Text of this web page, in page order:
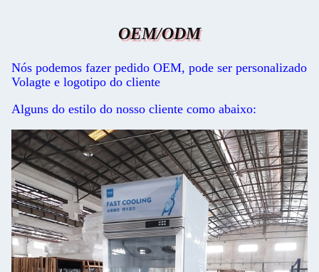
Submeter
OEM/ODM
Nós podemos fazer pedido OEM, pode ser personalizado
Volagte e logotipo do cliente
Alguns do estilo do nosso cliente como abaixo: